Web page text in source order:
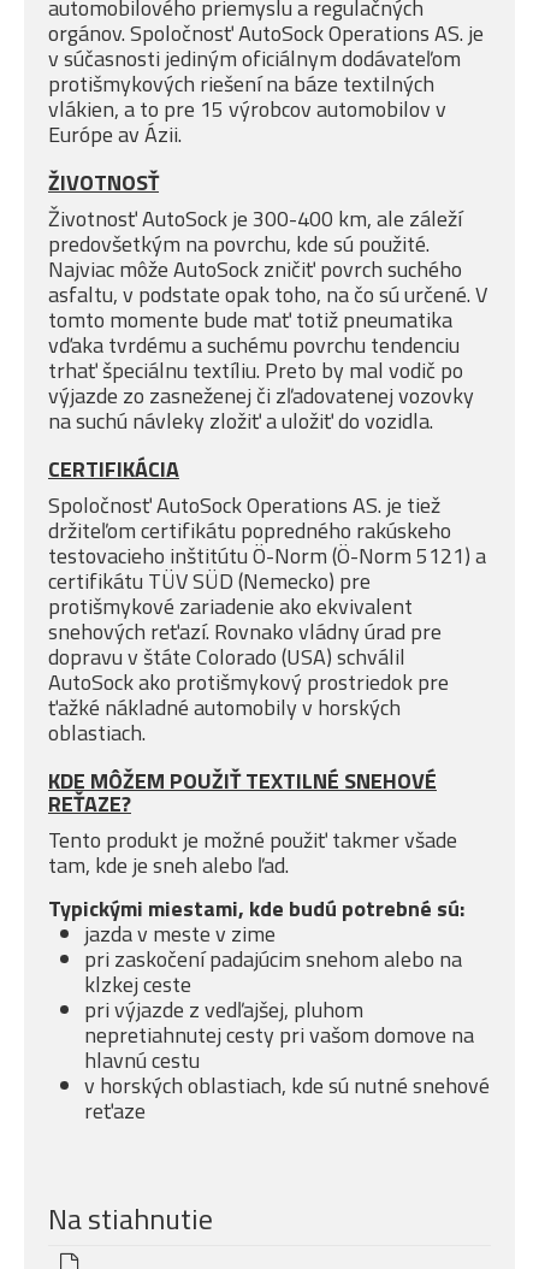
automobilového priemyslu a regulačných
orgánov. Spoločnosť AutoSock Operations AS. je
v súčasnosti jediným oficiálnym dodávateľom
protišmykových riešení na báze textilných
vlákien, a to pre 15 výrobcov automobilov v
Európe av Ázii.
ŽIVOTNOSŤ
Životnosť AutoSock je 300-400 km, ale záleží
predovšetkým na povrchu, kde sú použité.
Najviac môže AutoSock zničiť povrch suchého
asfaltu, v podstate opak toho, na čo sú určené. V
tomto momente bude mať totiž pneumatika
vďaka tvrdému a suchému povrchu tendenciu
trhať špeciálnu textíliu. Preto by mal vodič po
výjazde zo zasneženej či zľadovatenej vozovky
na suchú návleky zložiť a uložiť do vozidla.
CERTIFIKÁCIA
Spoločnosť AutoSock Operations AS. je tiež
držiteľom certifikátu popredného rakúskeho
testovacieho inštitútu Ö-Norm (Ö-Norm 5121) a
certifikátu TÜV SÜD (Nemecko) pre
protišmykové zariadenie ako ekvivalent
snehových reťazí. Rovnako vládny úrad pre
dopravu v štáte Colorado (USA) schválil
AutoSock ako protišmykový prostriedok pre
ťažké nákladné automobily v horských
oblastiach.
KDE MÔŽEM POUŽIŤ TEXTILNÉ SNEHOVÉ
REŤAZE?
Tento produkt je možné použiť takmer všade
tam, kde je sneh alebo ľad.
Typickými miestami, kde budú potrebné sú:
jazda v meste v zime
pri zaskočení padajúcim snehom alebo na
klzkej ceste
pri výjazde z vedľajšej, pluhom
nepretiahnutej cesty pri vašom domove na
hlavnú cestu
v horských oblastiach, kde sú nutné snehové
reťaze
Na stiahnutie